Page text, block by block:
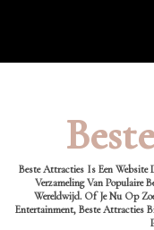
Beste Attracties Is Een Website
Verzameling Van Populaire
Wereldwijd. Of Je Nu Op
Entertainment, Beste Attracties